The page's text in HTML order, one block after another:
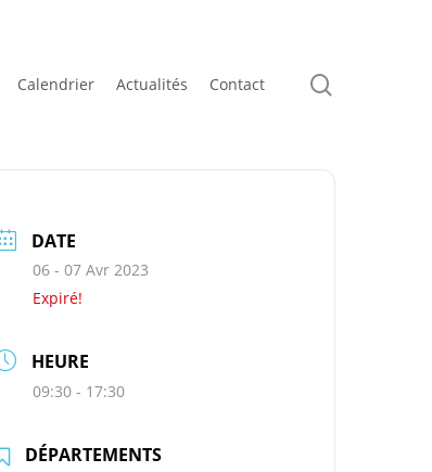
Calendrier Actualités Contact
DATE
06 - 07 Avr 2023
Expiré!
HEURE
09:30 - 17:30
DÉPARTEMENTS